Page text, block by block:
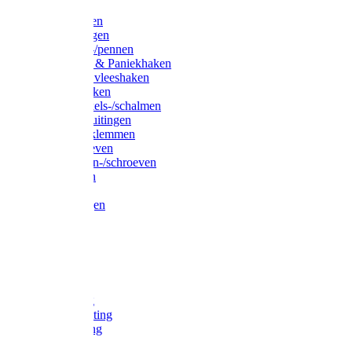
Sleutelringen
Gelaste ringen
Borgveren-/pennen
Musketons & Paniekhaken
S-haken & vleeshaken
Karabijnhaken
Noodschakels-/schalmen
Harp-/D-sluitingen
Staaldraadklemmen
Spanschroeven
Ringmoeren-/schroeven
Puntkousen
Aanlegringen
Voetketting
Scheepsketting
Victorketting